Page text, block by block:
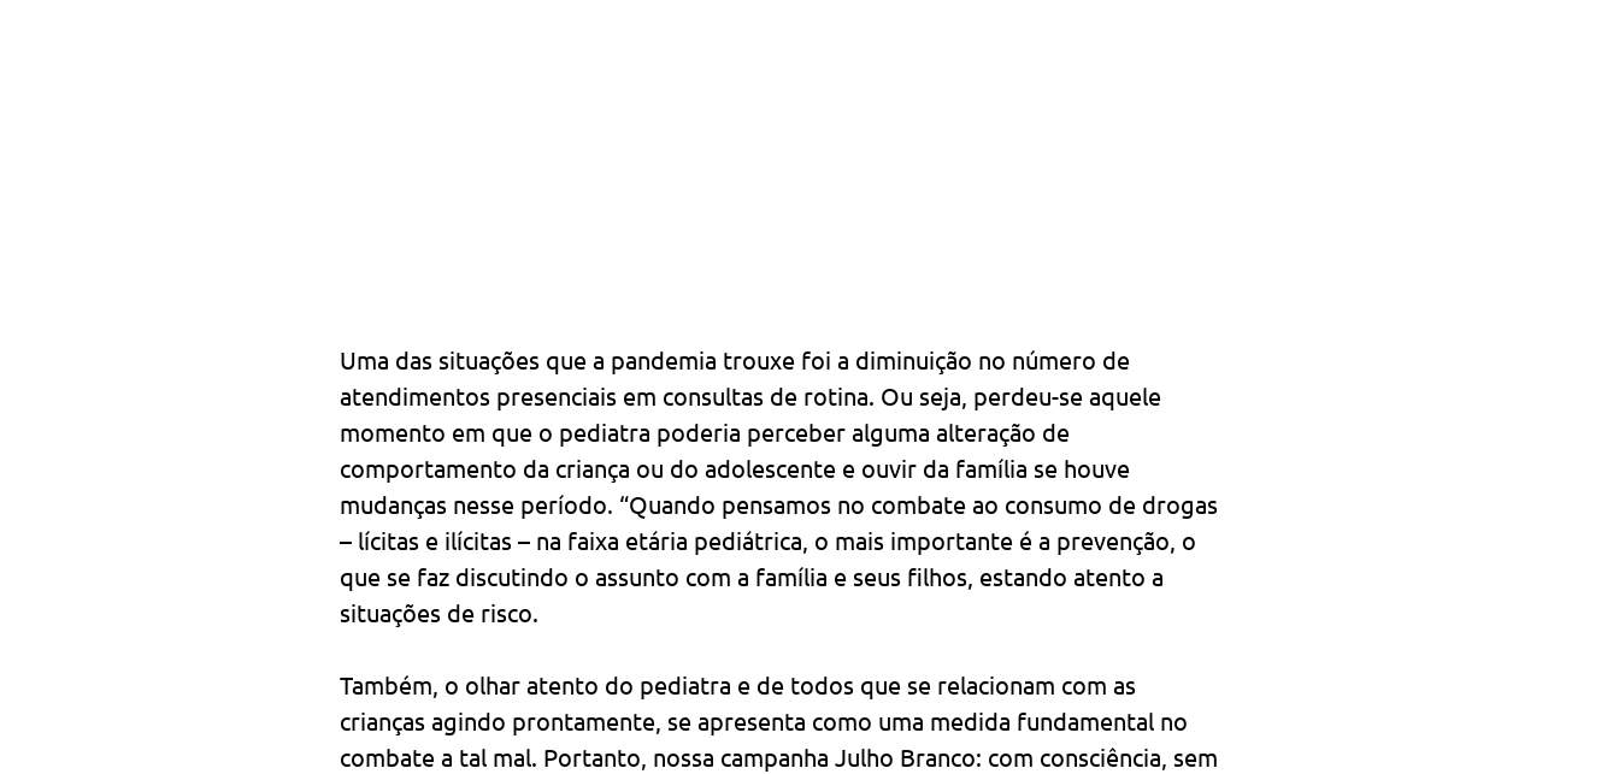
Uma das situações que a pandemia trouxe foi a diminuição no número de
atendimentos presenciais em consultas de rotina. Ou seja, perdeu-se aquele
momento em que o pediatra poderia perceber alguma alteração de
comportamento da criança ou do adolescente e ouvir da família se houve
mudanças nesse período. “Quando pensamos no combate ao consumo de drogas
– lícitas e ilícitas – na faixa etária pediátrica, o mais importante é a prevenção, o
que se faz discutindo o assunto com a família e seus filhos, estando atento a
situações de risco.
Também, o olhar atento do pediatra e de todos que se relacionam com as
crianças agindo prontamente, se apresenta como uma medida fundamental no
combate a tal mal. Portanto, nossa campanha Julho Branco: com consciência, sem